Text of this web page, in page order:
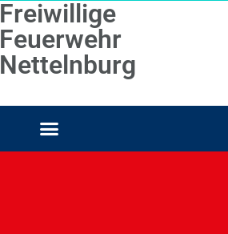
Freiwillige
Feuerwehr
Nettelnburg